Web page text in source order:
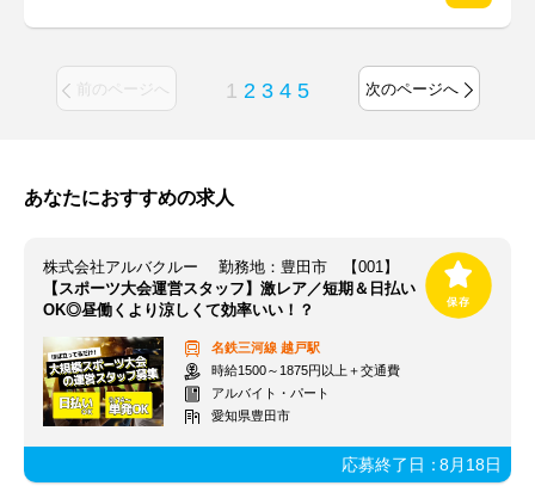
前のページへ 1 2 3 4 5 次のページへ
あなたにおすすめの求人
株式会社アルバクルー 勤務地：豊田市 【001】
【スポーツ大会運営スタッフ】激レア／短期＆日払い
OK◎昼働くより涼しくて効率いい！？
名鉄三河線 越戸駅
時給1500～1875円以上＋交通費
アルバイト・パート
愛知県豊田市
応募終了日：8月18日